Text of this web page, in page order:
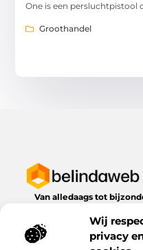
Wij
privacy
One is een persluchtpistool
Groothandel
Van alledaags tot
dagelijks